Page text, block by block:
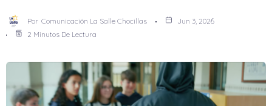
Por Comunicación La Salle Chocillas
Jun 3, 2026
2 Minutos De Lectura